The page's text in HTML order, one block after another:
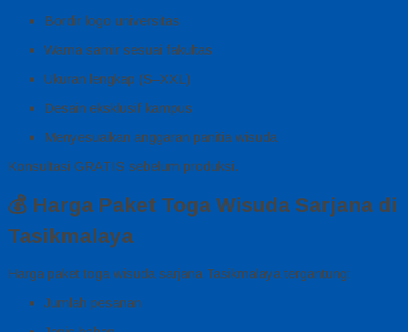
Bordir logo universitas
Warna samir sesuai fakultas
Ukuran lengkap (S–XXL)
Desain eksklusif kampus
Menyesuaikan anggaran panitia wisuda
Konsultasi GRATIS sebelum produksi.
💰 Harga Paket Toga Wisuda Sarjana di
Tasikmalaya
Harga paket toga wisuda sarjana Tasikmalaya tergantung:
Jumlah pesanan